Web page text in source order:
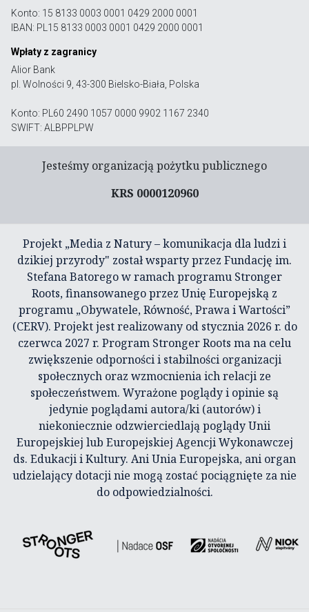
Konto: 15 8133 0003 0001 0429 2000 0001
IBAN: PL15 8133 0003 0001 0429 2000 0001
Wpłaty z zagranicy
Alior Bank
pl. Wolności 9, 43-300 Bielsko-Biała, Polska
Konto: PL60 2490 1057 0000 9902 1167 2340
SWIFT: ALBPPLPW
Jesteśmy organizacją pożytku publicznego
KRS 0000120960
Projekt „Media z Natury – komunikacja dla ludzi i
dzikiej przyrody" został wsparty przez Fundację im.
Stefana Batorego w ramach programu Stronger
Roots, finansowanego przez Unię Europejską z
programu „Obywatele, Równość, Prawa i Wartości”
(CERV). Projekt jest realizowany od stycznia 2026 r. do
czerwca 2027 r. Program Stronger Roots ma na celu
zwiększenie odporności i stabilności organizacji
społecznych oraz wzmocnienia ich relacji ze
społeczeństwem. Wyrażone poglądy i opinie są
jedynie poglądami autora/ki (autorów) i
niekoniecznie odzwierciedlają poglądy Unii
Europejskiej lub Europejskiej Agencji Wykonawczej
ds. Edukacji i Kultury. Ani Unia Europejska, ani organ
udzielający dotacji nie mogą zostać pociągnięte za nie
do odpowiedzialności.